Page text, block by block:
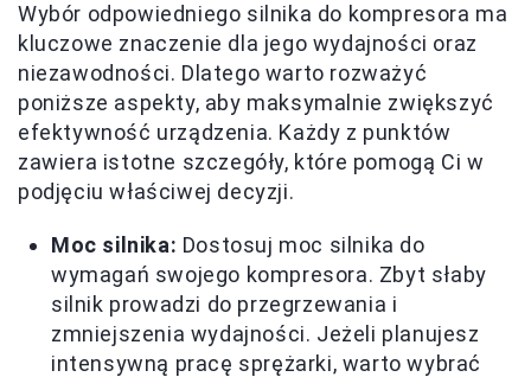
Wybór odpowiedniego silnika do kompresora ma
kluczowe znaczenie dla jego wydajności oraz
niezawodności. Dlatego warto rozważyć
poniższe aspekty, aby maksymalnie zwiększyć
efektywność urządzenia. Każdy z punktów
zawiera istotne szczegóły, które pomogą Ci w
podjęciu właściwej decyzji.
Moc silnika: Dostosuj moc silnika do
wymagań swojego kompresora. Zbyt słaby
silnik prowadzi do przegrzewania i
zmniejszenia wydajności. Jeżeli planujesz
intensywną pracę sprężarki, warto wybrać